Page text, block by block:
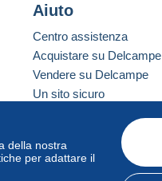
della nostra
per adattare il
Aiuto
Centro assistenza
Acquistare su Delcampe
Vendere su Delcampe
Un sito sicuro